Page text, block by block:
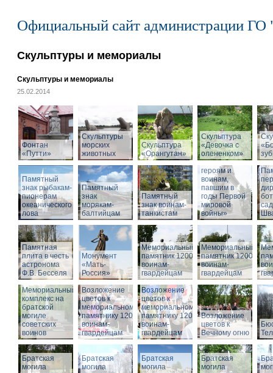
Официальный сайт администрации ГО
Скульптуры и мемориалы
Скульптуры и мемориалы
25.02.2014
Фонтан
«Путти»
Скульптуры
морских
животных
Скульптура
«Орангутан»
Скульптура
«Девочка с
олененком»
Памятный
знак рыбакам-
пионерам
океанического
лова
Памятный
знак
морякам-
балтийцам
Памятный
знак воинам-
танкистам
Памятник
«Российским
героям и
воинам,
павшим в
годы Первой
мировой
войны»
Памятная
плита в честь
астронома
Ф.В. Бесселя
Монумент
«Мать-
Россия»
Мемориальный
памятник 1200
воинам-
гвардейцам
Мемориальный
памятник 1200
воинам-
гвардейцам
Мемориальный
комплекс на
братской
могиле
советских
воинов
Возложение
цветов к
мемориальному
памятнику 1200
воинам-
гвардейцам
Возложение
цветов к
мемориальному
памятнику 1200
воинам-
гвардейцам
Возложение
цветов к
Вечному огню
Братская
могила
Братская
могила
Братская
могила
Братская
могила